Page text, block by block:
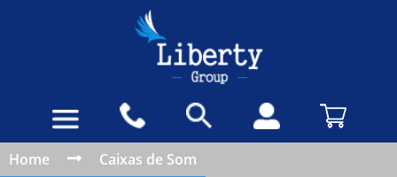
Home Caixas de Som